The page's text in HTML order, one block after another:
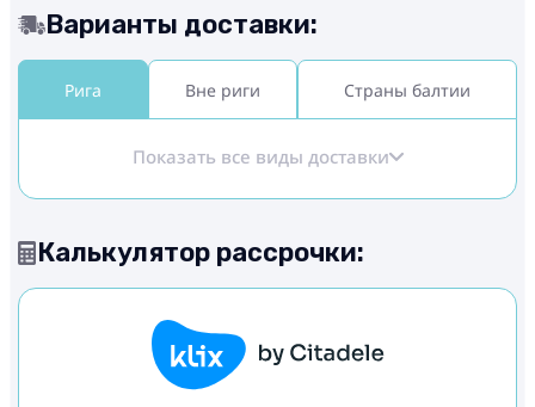
Варианты доставки:
Рига Вне риги Страны балтии
Показать все виды доставки
Калькулятор рассрочки: